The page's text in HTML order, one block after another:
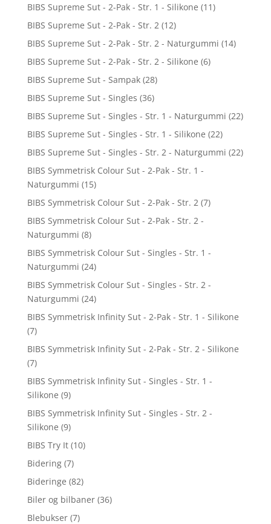
BIBS Supreme Sut - 2-Pak - Str. 1 - Silikone (11)
BIBS Supreme Sut - 2-Pak - Str. 2 (12)
BIBS Supreme Sut - 2-Pak - Str. 2 - Naturgummi (14)
BIBS Supreme Sut - 2-Pak - Str. 2 - Silikone (6)
BIBS Supreme Sut - Sampak (28)
BIBS Supreme Sut - Singles (36)
BIBS Supreme Sut - Singles - Str. 1 - Naturgummi (22)
BIBS Supreme Sut - Singles - Str. 1 - Silikone (22)
BIBS Supreme Sut - Singles - Str. 2 - Naturgummi (22)
BIBS Symmetrisk Colour Sut - 2-Pak - Str. 1 -
Naturgummi (15)
BIBS Symmetrisk Colour Sut - 2-Pak - Str. 2 (7)
BIBS Symmetrisk Colour Sut - 2-Pak - Str. 2 -
Naturgummi (8)
BIBS Symmetrisk Colour Sut - Singles - Str. 1 -
Naturgummi (24)
BIBS Symmetrisk Colour Sut - Singles - Str. 2 -
Naturgummi (24)
BIBS Symmetrisk Infinity Sut - 2-Pak - Str. 1 - Silikone
(7)
BIBS Symmetrisk Infinity Sut - 2-Pak - Str. 2 - Silikone
(7)
BIBS Symmetrisk Infinity Sut - Singles - Str. 1 -
Silikone (9)
BIBS Symmetrisk Infinity Sut - Singles - Str. 2 -
Silikone (9)
BIBS Try It (10)
Bidering (7)
Bideringe (82)
Biler og bilbaner (36)
Blebukser (7)